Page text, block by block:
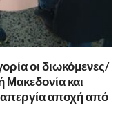
οι διωκόμενες/
Μακεδονία και
αποχή από